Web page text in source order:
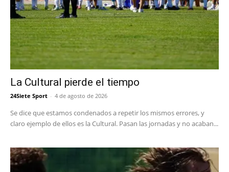
La Cultural pierde el tiempo
24Siete Sport - 4 de agosto de 2026
Se dice que estamos condenados a repetir los mismos errores, y
claro ejemplo de ellos es la Cultural. Pasan las jornadas y no acaban...